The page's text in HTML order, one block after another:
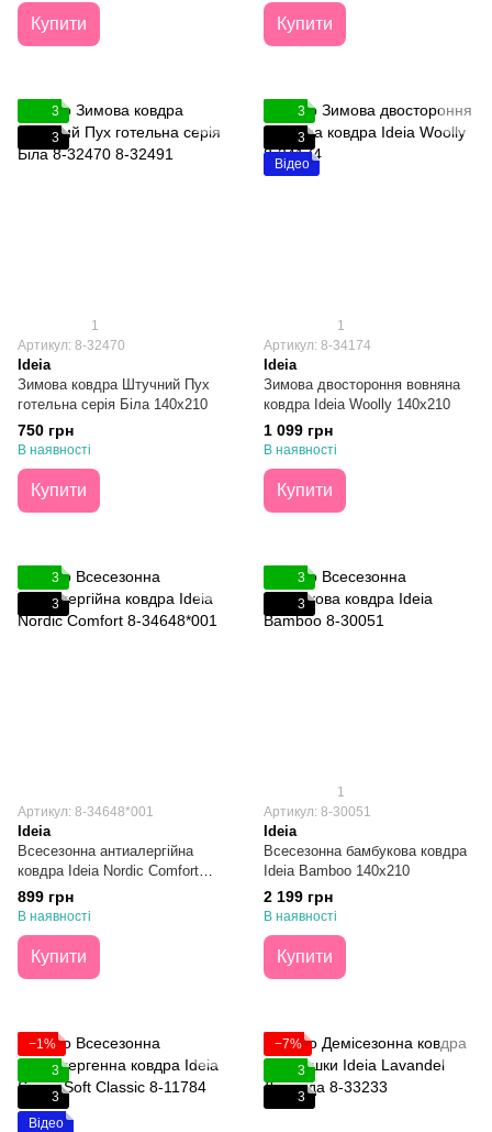
Купити Купити
3
3
1
Артикул: 8-32470
Ideia
Зимова ковдра Штучний Пух
готельна серія Біла 140х210
750 грн
В наявності
Купити
3
3
Відео
1
Артикул: 8-34174
Ideia
Зимова двостороння вовняна
ковдра Ideia Woolly 140х210
1 099 грн
В наявності
Купити
3
3
Артикул: 8-34648*001
Ideia
Всесезонна антиалергійна
ковдра Ideia Nordic Comfort
140х210
899 грн
В наявності
Купити
3
3
1
Артикул: 8-30051
Ideia
Всесезонна бамбукова ковдра
Ideia Bamboo 140х210
2 199 грн
В наявності
Купити
−1%
3
3
Відео
−7%
3
3